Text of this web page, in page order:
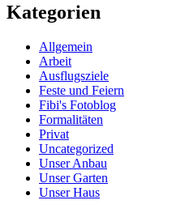
Kategorien
Allgemein
Arbeit
Ausflugsziele
Feste und Feiern
Fibi's Fotoblog
Formalitäten
Privat
Uncategorized
Unser Anbau
Unser Garten
Unser Haus